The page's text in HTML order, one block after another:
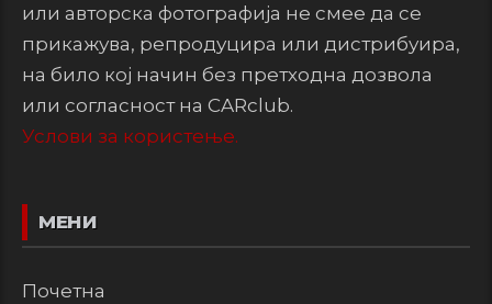
или авторска фотографија не смее да се
прикажува, репродуцира или дистрибуира,
на било кој начин без претходна дозвола
или согласност на CARclub.
Услови за користење.
МЕНИ
Почетна